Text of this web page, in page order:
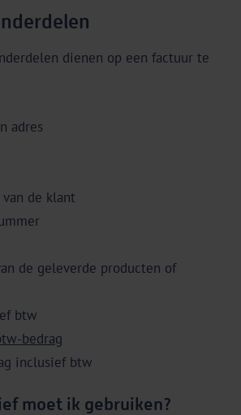
dienen op een factuur te
adres
van de klant
de geleverde producten of
btw
bedrag
inclusief btw
moet ik gebruiken?